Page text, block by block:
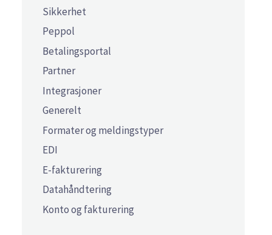
Sikkerhet
Peppol
Betalingsportal
Partner
Integrasjoner
Generelt
Formater og meldingstyper
EDI
E-fakturering
Datahåndtering
Konto og fakturering